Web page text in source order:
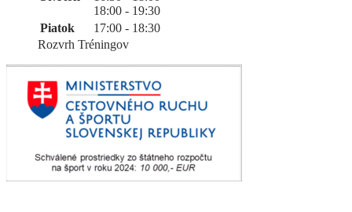
18:00 - 19:30
Piatok
17:00 - 18:30
Rozvrh Tréningov